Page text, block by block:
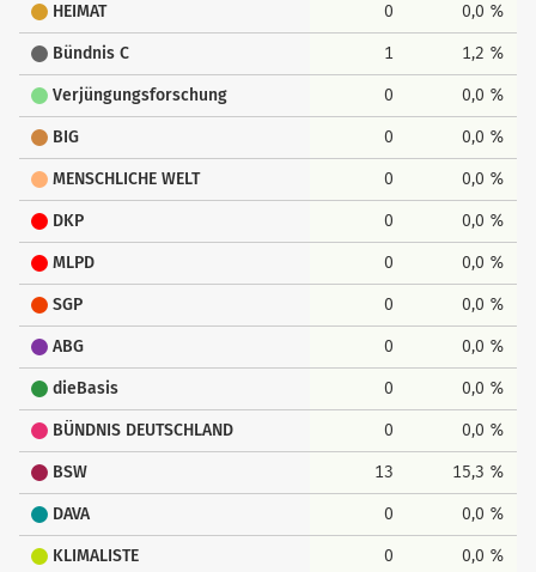
HEIMAT 0 0,0 %
Bündnis C 1 1,2 %
Verjüngungsforschung 0 0,0 %
BIG 0 0,0 %
MENSCHLICHE WELT 0 0,0 %
DKP 0 0,0 %
MLPD 0 0,0 %
SGP 0 0,0 %
ABG 0 0,0 %
dieBasis 0 0,0 %
BÜNDNIS DEUTSCHLAND 0 0,0 %
BSW 13 15,3 %
DAVA 0 0,0 %
KLIMALISTE 0 0,0 %